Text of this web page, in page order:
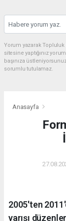
Yorum yazarak
sitesine yaptığınız
başınıza
sorumlu tutulamaz.
Anasayfa
2005'ten
yarışı